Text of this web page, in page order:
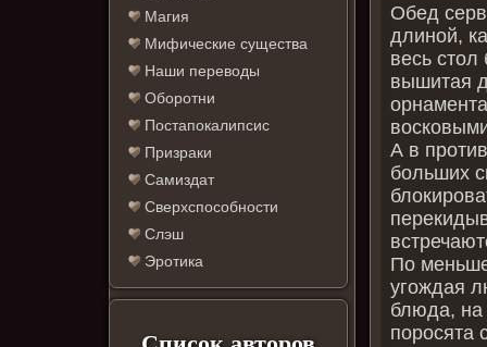
Магия
Мифические существа
Наши переводы
Оборотни
Постапокалипсис
Призраки
Самиздат
Сверхспособности
Слэш
Эротика
Обед
длиной,
весь стол
вышитая
А в
больших
По
угождая
блюда, на
поросята